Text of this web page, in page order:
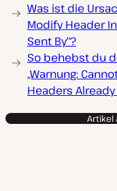
Was ist die
Modify Header
Sent By“?
So behebst du
„Warnung:
Headers
Artikel